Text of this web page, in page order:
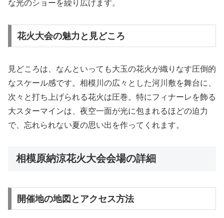
な光のショーを繰り広げます。
花火大会の魅力と見どころ
見どころは、なんといっても大玉の花火が織りなす圧倒的
なスケール感です。相模川の広々とした河川敷を舞台に、
次々と打ち上げられる花火は圧巻。特にフィナーレを飾る
大スターマインは、夜空一面が光に包まれるほどの迫力
で、忘れられない夏の思い出を作ってくれます。
相模原納涼花火大会会場の詳細
開催地の地図とアクセス方法